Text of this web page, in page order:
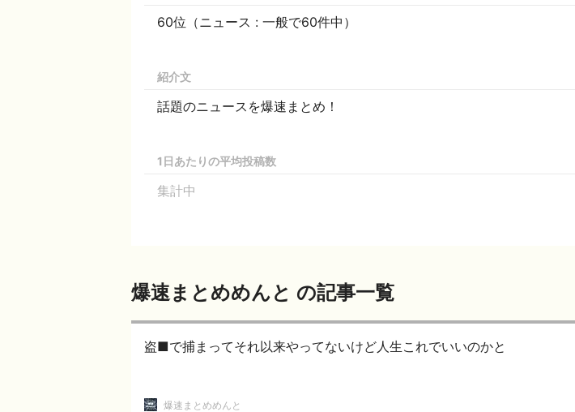
60位（ニュース : 一般で60件中）
紹介文
話題のニュースを爆速まとめ！
1日あたりの平均投稿数
集計中
爆速まとめめんと の記事一覧
盗■で捕まってそれ以来やってないけど人生これでいいのかと
爆速まとめめんと